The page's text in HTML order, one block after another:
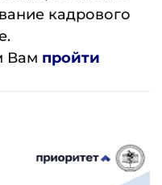
кадрового
Вам пройти